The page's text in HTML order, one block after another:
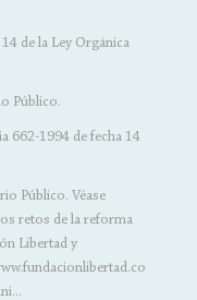
de la Ley Orgánica
Público.
662-1994 de fecha 14
Público. Véase
retos de la reforma
Libertad y